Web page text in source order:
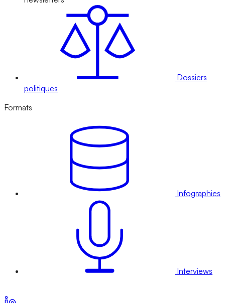
Dossiers
politiques
Formats
Infographies
Interviews